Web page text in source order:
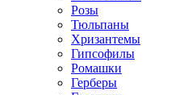
Розы
Тюльпаны
Хризантемы
Гипсофилы
Ромашки
Герберы